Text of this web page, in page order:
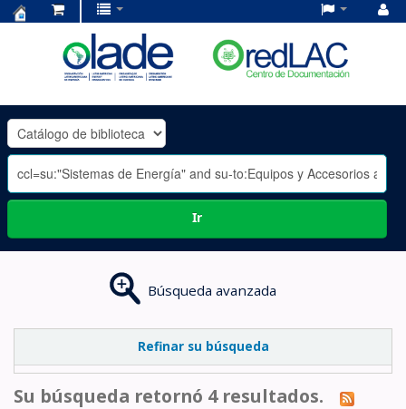
OLADE
-
Ir
Búsqueda avanzada
Refinar su búsqueda
Su búsqueda retornó 4 resultados.